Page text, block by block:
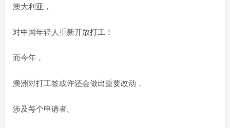
澳大利亚，
对中国年轻人重新开放打工！
而今年，
澳洲对打工签或许还会做出重要改动，
涉及每个申请者。